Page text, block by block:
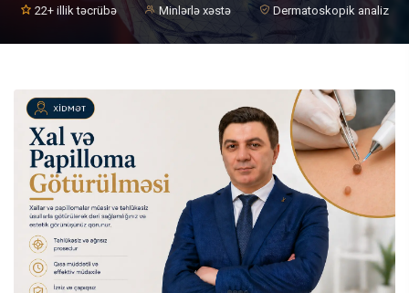
22+ illik təcrübə Minlərlə xəstə Dermatoskopik analiz